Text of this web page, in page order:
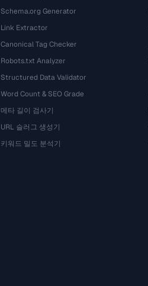
Schema.org Generator
Link Extractor
Canonical Tag Checker
Robots.txt Analyzer
Structured Data Validator
Word Count & SEO Grade
메타 길이 검사기
URL 슬러그 생성기
키워드 밀도 분석기